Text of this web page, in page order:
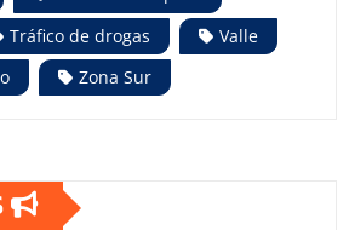
Tráfico de drogas
Valle
Zona Sur